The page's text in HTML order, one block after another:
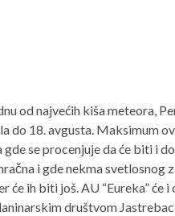
od najvećih kiša meteora,
do 18. avgusta. Maksimum
se procenjuje da će biti i
i gde nekma svetlosnog
će ih biti još. AU “Eureka” će
društvom